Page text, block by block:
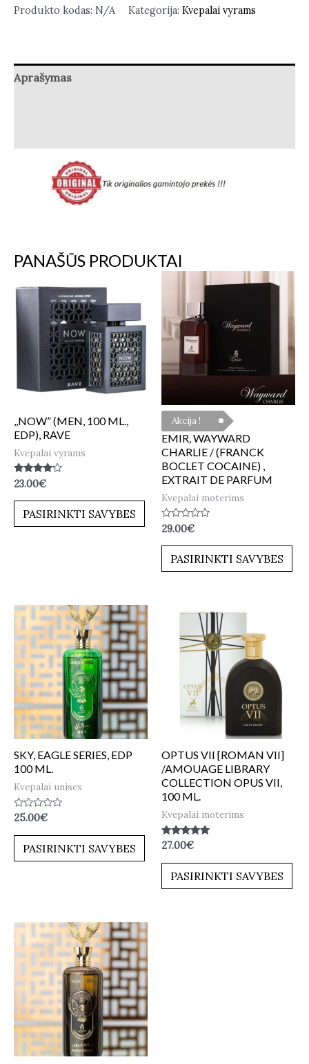
Produkto kodas: N/A Kategorija: Kvepalai vyrams
Aprašymas
PANAŠŪS PRODUKTAI
,,NOW” (MEN, 100 ML.,
EDP), RAVE
Kvepalai vyrams
Įvertinimas:
iš 5
23.00€
PASIRINKTI SAVYBES
Akcija !
EMIR, WAYWARD
CHARLIE / (FRANCK
BOCLET COCAINE) ,
EXTRAIT DE PARFUM
Kvepalai moterims
Įvertinimas:
iš
29.00€
PASIRINKTI SAVYBES
SKY, EAGLE SERIES, EDP
100 ML.
Kvepalai unisex
Įvertinimas:
iš
25.00€
PASIRINKTI SAVYBES
OPTUS VII [ROMAN VII]
/AMOUAGE LIBRARY
COLLECTION OPUS VII,
100 ML.
Kvepalai moterims
Įvertinimas:
iš 5
27.00€
PASIRINKTI SAVYBES